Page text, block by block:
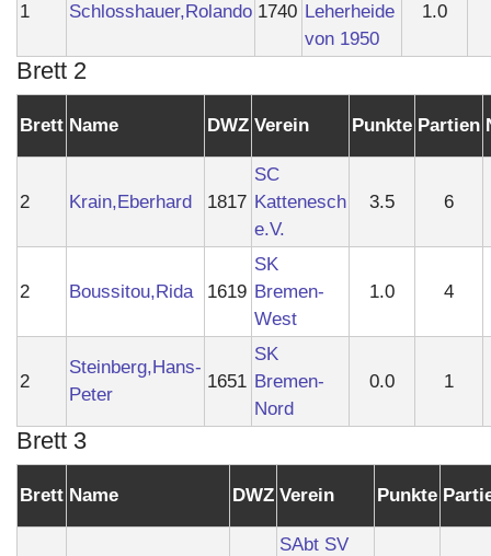
1 Schlosshauer,Rolando 1740 Leherheide
von 1950
1.0
Brett 2
Brett Name DWZ Verein Punkte Partien
2 Krain,Eberhard 1817
SC
Kattenesch
e.V.
3.5 6
2 Boussitou,Rida 1619
SK
Bremen-
West
1.0 4
2
Steinberg,Hans-
Peter
1651
SK
Bremen-
Nord
0.0 1
Brett 3
Brett Name DWZ Verein Punkte
SAbt SV